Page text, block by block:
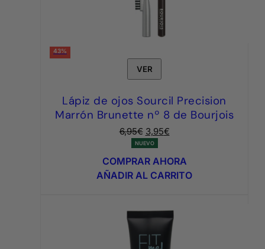
43%
VER
Lápiz de ojos Sourcil Precision
Marrón Brunette nº 8 de Bourjois
6,95€ El
precio
original
era:
6,95€.
3,95€El
actual
es:
3,95€.
NUEVO
COMPRAR AHORA
AÑADIR AL CARRITO